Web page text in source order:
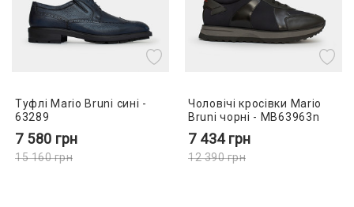
Туфлі Mario Bruni сині -
63289
7 580 грн
15 160грн
Чоловічі кросівки Mario
Bruni чорні - MB63963n
7 434грн
12 390грн